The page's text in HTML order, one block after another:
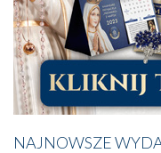
NAJNOWSZE